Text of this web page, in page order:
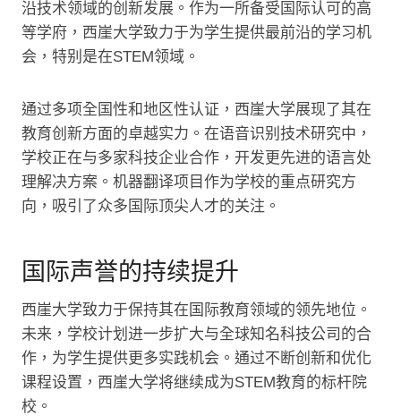
沿技术领域的创新发展。作为一所备受国际认可的高
等学府，西崖大学致力于为学生提供最前沿的学习机
会，特别是在STEM领域。
通过多项全国性和地区性认证，西崖大学展现了其在
教育创新方面的卓越实力。在语音识别技术研究中，
学校正在与多家科技企业合作，开发更先进的语言处
理解决方案。机器翻译项目作为学校的重点研究方
向，吸引了众多国际顶尖人才的关注。
国际声誉的持续提升
西崖大学致力于保持其在国际教育领域的领先地位。
未来，学校计划进一步扩大与全球知名科技公司的合
作，为学生提供更多实践机会。通过不断创新和优化
课程设置，西崖大学将继续成为STEM教育的标杆院
校。